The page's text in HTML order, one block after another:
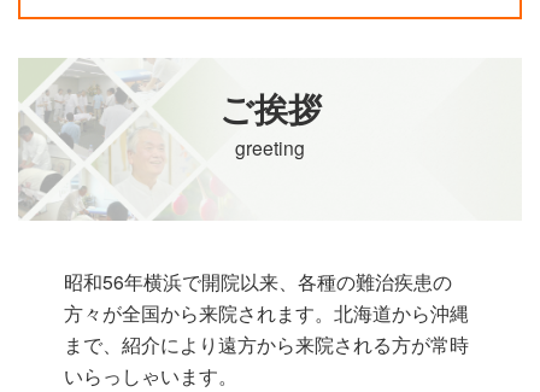
ご挨拶
greeting
昭和56年横浜で開院以来、各種の難治疾患の
方々が全国から来院されます。北海道から沖縄
まで、紹介により遠方から来院される方が常時
いらっしゃいます。